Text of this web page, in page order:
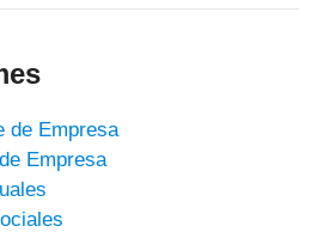
de Empresa
Empresa